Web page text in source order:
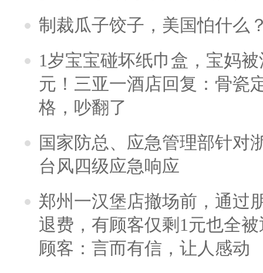
制裁瓜子饺子，美国怕什么
1岁宝宝碰坏纸巾盒，宝妈
元！三亚一酒店回复：骨瓷
格，吵翻了
国家防总、应急管理部针对
台风四级应急响应
郑州一汉堡店撤场前，通过
退费，有顾客仅剩1元也全
顾客：言而有信，让人感动